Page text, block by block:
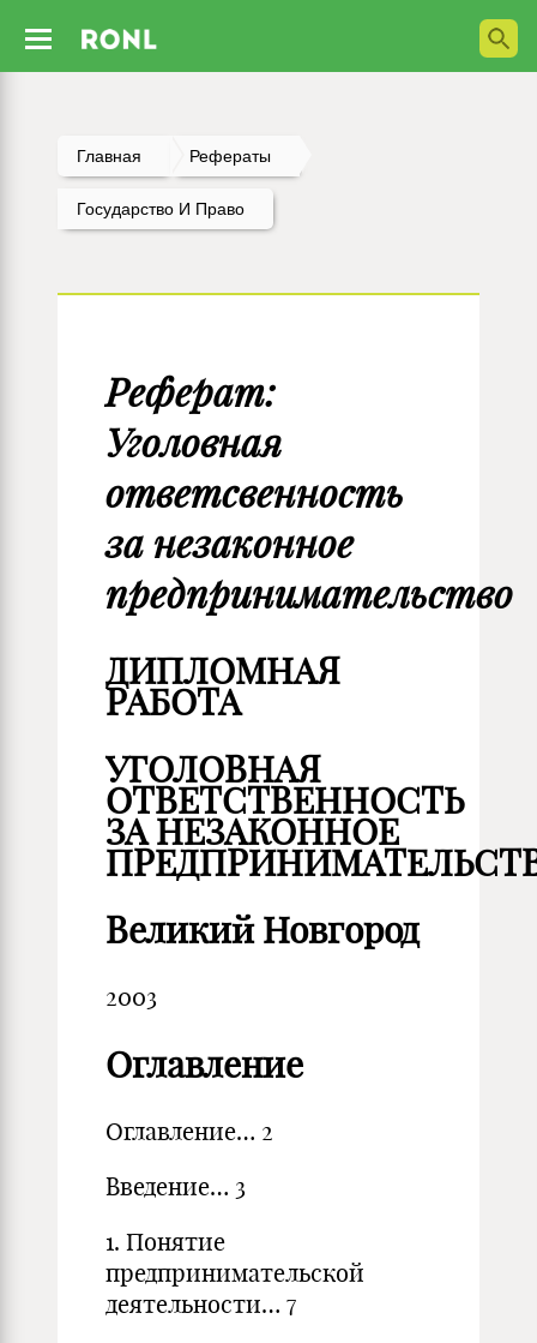
Главная Рефераты
Государство И Право
Реферат:
Уголовная
ответсвенность
за незаконное
предпринимательство
ДИПЛОМНАЯ
РАБОТА
УГОЛОВНАЯ
ОТВЕТСТВЕННОСТЬ
ЗА НЕЗАКОННОЕ
Великий Новгород
2003
Оглавление
Оглавление… 2
Введение… 3
1. Понятие
предпринимательской
деятельности… 7